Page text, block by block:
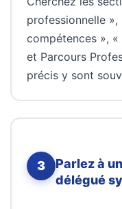
professionnelle
compétences », «
et Parcours
précis y sont
3
Parlez à
délégué